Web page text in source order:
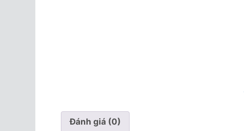
Đánh giá (0)